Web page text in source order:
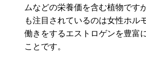
ムなどの栄養価を含む植物です
も注目されているのは女性ホル
働きをするエストロゲンを豊富
ことです。